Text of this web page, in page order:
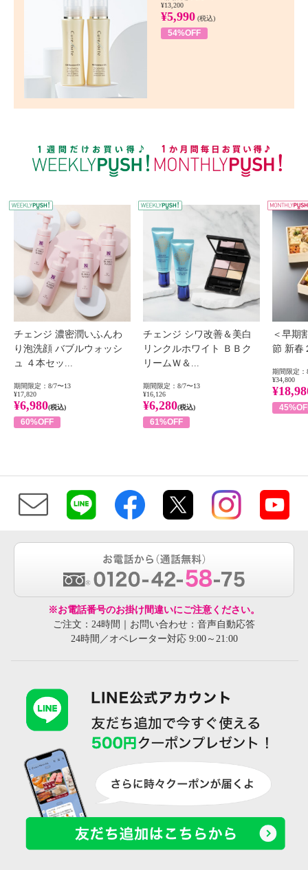
¥13,200
¥5,990 (税込)
54%OFF
WEEKLY PUSH
チェンジ 濃密潤いふんわ
り泡洗顔 バブルウォッシ
ュ ４本セッ...
期間限定：8/7〜13
¥17,820
¥6,980(税込)
60%OFF
チェンジ シワ改善＆美白
リンクルホワイト ＢＢク
リームＷ＆...
期間限定：8/7〜13
¥16,126
¥6,280(税込)
61%OFF
＜早期
節 新春
期間限定：
¥34,800
※お電話番号のお掛け間違いにご注意ください。
ご注文：24時間｜お問い合わせ：音声自動応答
24時間／オペレーター対応 9:00～21:00